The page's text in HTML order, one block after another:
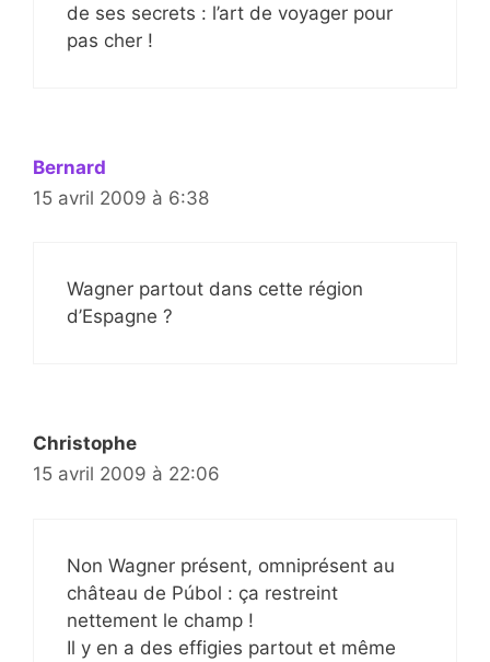
de ses secrets : l’art de voyager pour
pas cher !
Bernard
15 avril 2009 à 6:38
Wagner partout dans cette région
d’Espagne ?
Christophe
15 avril 2009 à 22:06
Non Wagner présent, omniprésent au
château de Púbol : ça restreint
nettement le champ !
Il y en a des effigies partout et même